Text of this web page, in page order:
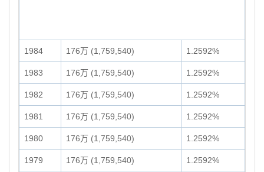
1984 176万 (1,759,540) 1.2592%
1983 176万 (1,759,540) 1.2592%
1982 176万 (1,759,540) 1.2592%
1981 176万 (1,759,540) 1.2592%
1980 176万 (1,759,540) 1.2592%
1979 176万 (1,759,540) 1.2592%